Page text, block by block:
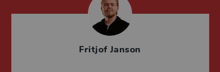
Fritjof Janson